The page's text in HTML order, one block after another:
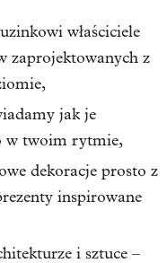
właściciele
zaprojektowanych z
jak je
w twoim rytmie,
dekoracje prosto z
inspirowane
i sztuce –